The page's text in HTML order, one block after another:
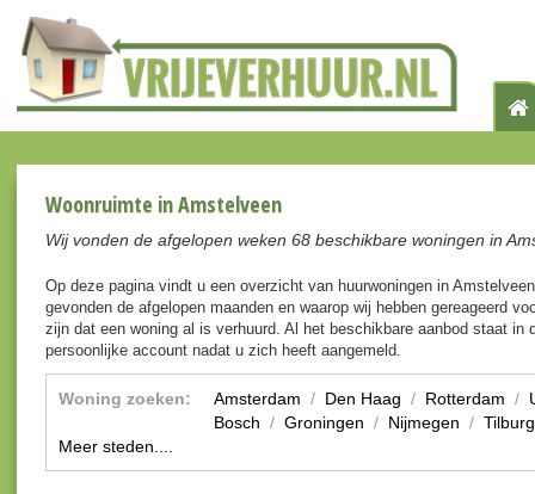
Woonruimte in Amstelveen
Wij vonden de afgelopen weken 68 beschikbare woningen in
Op deze pagina vindt u een overzicht van huurwoningen in
gevonden de afgelopen maanden en waarop wij hebben gereageerd
zijn dat een woning al is verhuurd. Al het beschikbare aanbod staat in
persoonlijke account nadat u zich heeft aangemeld.
Woning zoeken: Amsterdam / Den Haag / Rotterdam /
Bosch / Groningen / Nijmegen / Tilburg
Meer steden....